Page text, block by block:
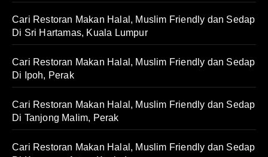
Cari Restoran Makan Halal, Muslim Friendly dan Sedap
Di Sri Hartamas, Kuala Lumpur
Cari Restoran Makan Halal, Muslim Friendly dan Sedap
Di Ipoh, Perak
Cari Restoran Makan Halal, Muslim Friendly dan Sedap
Di Tanjong Malim, Perak
Cari Restoran Makan Halal, Muslim Friendly dan Sedap